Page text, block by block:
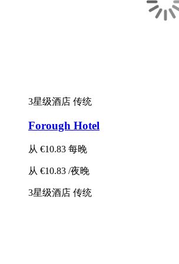
3星级酒店 传统
Forough Hotel
从 €10.83 每晚
从 €10.83 /夜晚
3星级酒店 传统